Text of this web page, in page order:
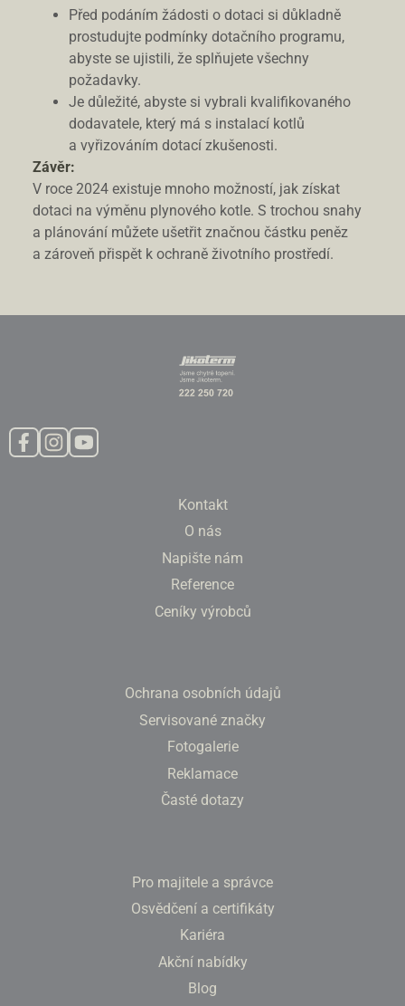
Před podáním žádosti o dotaci si důkladně
prostudujte podmínky dotačního programu,
abyste se ujistili, že splňujete všechny
požadavky.
Je důležité, abyste si vybrali kvalifikovaného
dodavatele, který má s instalací kotlů
a vyřizováním dotací zkušenosti.
Závěr:
V roce 2024 existuje mnoho možností, jak získat
dotaci na výměnu plynového kotle. S trochou snahy
a plánování můžete ušetřit značnou částku peněz
a zároveň přispět k ochraně životního prostředí.
Kontakt
O nás
Napište nám
Reference
Ceníky výrobců
Ochrana osobních údajů
Servisované značky
Fotogalerie
Reklamace
Časté dotazy
Pro majitele a správce
Osvědčení a certifikáty
Kariéra
Akční nabídky
Blog